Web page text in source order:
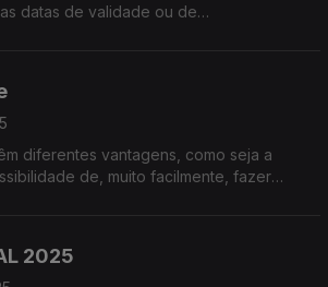
datas de validade ou de
diferentes vantagens, como seja a
de, muito facilmente, fazer
2025